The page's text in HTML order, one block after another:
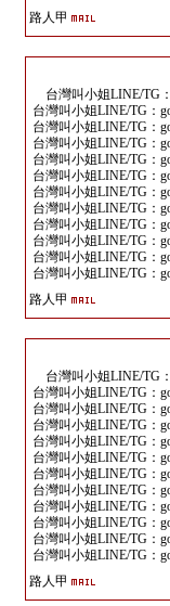
路人甲
台灣叫小姐LINE/TG
台灣叫小姐LINE/TG：
台灣叫小姐LINE/TG：
台灣叫小姐LINE/TG：
台灣叫小姐LINE/TG：
台灣叫小姐LINE/TG：
台灣叫小姐LINE/TG：
台灣叫小姐LINE/TG：
台灣叫小姐LINE/TG：
台灣叫小姐LINE/TG：
台灣叫小姐LINE/TG：
台灣叫小姐LINE/TG：
路人甲
台灣叫小姐LINE/TG
台灣叫小姐LINE/TG：
台灣叫小姐LINE/TG：
台灣叫小姐LINE/TG：
台灣叫小姐LINE/TG：
台灣叫小姐LINE/TG：
台灣叫小姐LINE/TG：
台灣叫小姐LINE/TG：
台灣叫小姐LINE/TG：
台灣叫小姐LINE/TG：
台灣叫小姐LINE/TG：
台灣叫小姐LINE/TG：
路人甲